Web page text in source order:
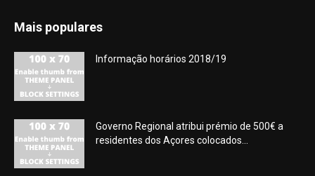
Mais populares
Informação horários 2018/19
Governo Regional atribui prémio de 500€ a
residentes dos Açores colocados...